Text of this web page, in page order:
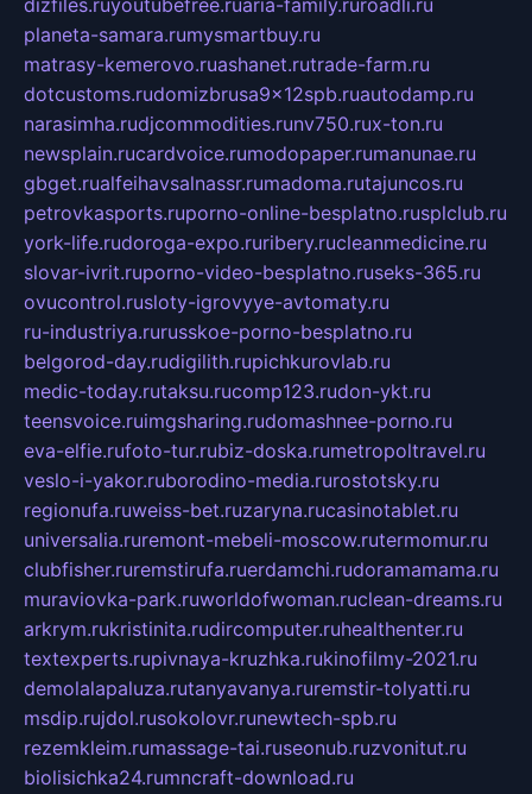
dizfiles.ruyoutubefree.ruaria-family.ruroadli.ru
planeta-samara.rumysmartbuy.ru
matrasy-kemerovo.ruashanet.rutrade-farm.ru
dotcustoms.rudomizbrusa9x12spb.ruautodamp.ru
narasimha.rudjcommodities.runv750.rux-ton.ru
newsplain.rucardvoice.rumodopaper.rumanunae.ru
gbget.rualfeihavsalnassr.rumadoma.rutajuncos.ru
petrovkasports.ruporno-online-besplatno.rusplclub.ru
york-life.rudoroga-expo.ruribery.rucleanmedicine.ru
slovar-ivrit.ruporno-video-besplatno.ruseks-365.ru
ovucontrol.rusloty-igrovyye-avtomaty.ru
ru-industriya.rurusskoe-porno-besplatno.ru
belgorod-day.rudigilith.rupichkurovlab.ru
medic-today.rutaksu.rucomp123.rudon-ykt.ru
teensvoice.ruimgsharing.rudomashnee-porno.ru
eva-elfie.rufoto-tur.rubiz-doska.rumetropoltravel.ru
veslo-i-yakor.ruborodino-media.rurostotsky.ru
regionufa.ruweiss-bet.ruzaryna.rucasinotablet.ru
universalia.ruremont-mebeli-moscow.rutermomur.ru
clubfisher.ruremstirufa.ruerdamchi.rudoramamama.ru
muraviovka-park.ruworldofwoman.ruclean-dreams.ru
arkrym.rukristinita.rudircomputer.ruhealthenter.ru
textexperts.rupivnaya-kruzhka.rukinofilmy-2021.ru
demolalapaluza.rutanyavanya.ruremstir-tolyatti.ru
msdip.rujdol.rusokolovr.runewtech-spb.ru
rezemkleim.rumassage-tai.ruseonub.ruzvonitut.ru
biolisichka24.rumncraft-download.ru